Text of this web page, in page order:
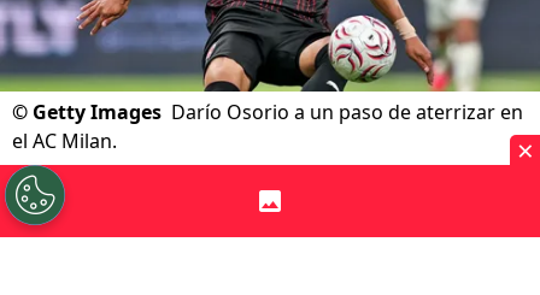
© Getty Images Darío Osorio a un paso de aterrizar en
el AC Milan.
Por Alfonso Zúñiga
×